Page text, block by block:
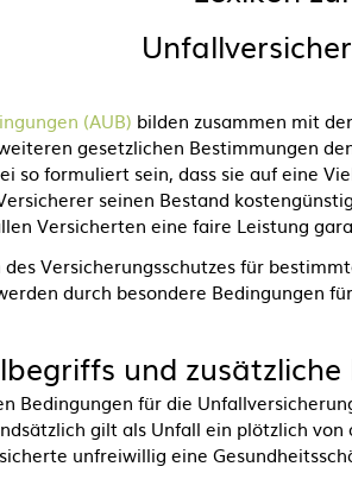
(AUB) bilden zusammen mit
gesetzlichen Bestimmungen
so formuliert sein, dass sie auf eine
seinen Bestand
Versicherten eine faire Leistung
Versicherungsschutzes für
durch besondere Bedingungen
und zusätzliche
Bedingungen für die
gilt als Unfall ein plötzlich von
unfreiwillig eine